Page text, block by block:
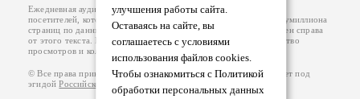
улучшения работы сайта.
Оставаясь на сайте, вы
соглашаетесь с условиями
использования файлов cookies.
Чтобы ознакомиться с Политикой
обработки персональных данных
Ежедневная аудитория портала Проза.ру – порядка 100 тысяч
посетителей, которые в общей сумме просматривают более полумиллиона
страниц по данным счетчика посещаемости, который расположен справа
от этого текста. В каждой графе указано по две цифры: количество
просмотров и количество посетителей.
© Все права принадлежат авторам, 2000-2026. Портал работает под
эгидойРоссийского союза писателей